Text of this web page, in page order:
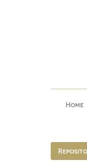
Home